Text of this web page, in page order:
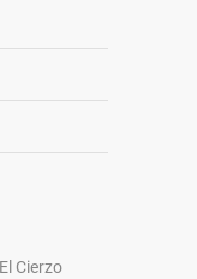
Cierzo